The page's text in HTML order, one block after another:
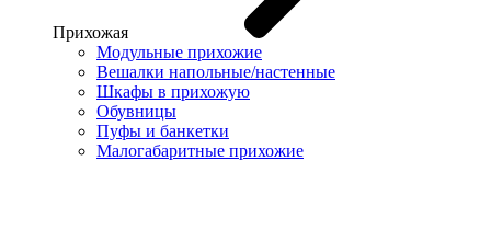
Прихожая
Модульные прихожие
Вешалки напольные/настенные
Шкафы в прихожую
Обувницы
Пуфы и банкетки
Малогабаритные прихожие